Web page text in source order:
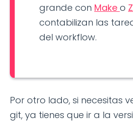
grande con Make o
contabilizan las
del workflow.
Por otro lado, si necesitas
git, ya tienes que ir a la